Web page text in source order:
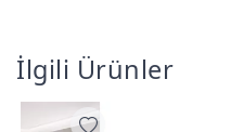
İlgili Ürünler